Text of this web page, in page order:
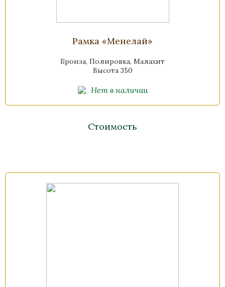
Рамка «Менелай»
Бронза, Полировка, Малахит
Высота 350
Нет в наличии
Стоимость